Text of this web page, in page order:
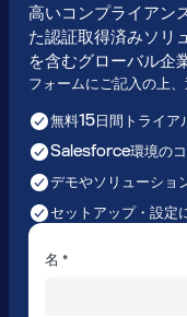
高いコンプライアン
た認証取得済みソリ
を含むグローバル企
フォームにご記入の上
無料15日間トライア
Salesforce環境のコ
デモやソリューショ
セットアップ・設定
名 *